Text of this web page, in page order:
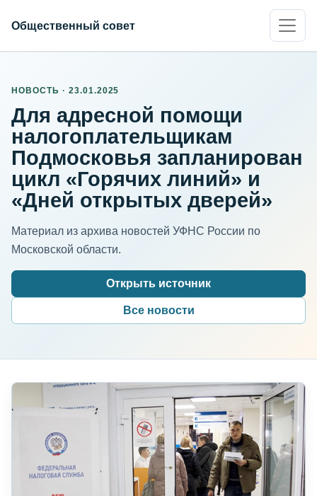
Общественный совет
НОВОСТЬ · 23.01.2025
Для адресной помощи
налогоплательщикам
Подмосковья запланирован
цикл «Горячих линий» и
«Дней открытых дверей»
Материал из архива новостей УФНС России по
Московской области.
Открыть источник
Все новости